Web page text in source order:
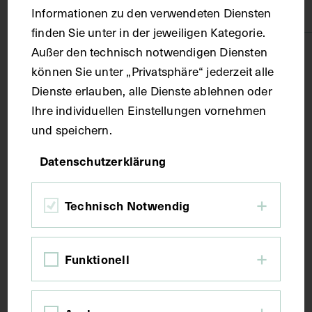
Papier
Technik
Druck
Kurzbeschreibung
Der Ausschnitt ist vermutlich einem Artikel von
Informationen zu den verwendeten Diensten
finden Sie unter in der jeweiligen Kategorie.
Außer den technisch notwendigen Diensten
können Sie unter „Privatsphäre“ jederzeit alle
Dienste erlauben, alle Dienste ablehnen oder
Ihre individuellen Einstellungen vornehmen
und speichern.
Datenschutzerklärung
Technisch Notwendig
Funktionell